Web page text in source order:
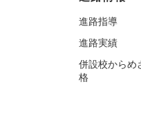
進路指導
進路実績
併設校からめ
格